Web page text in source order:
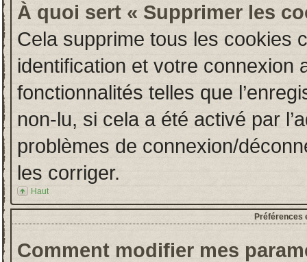
À quoi sert « Supprimer les
Cela supprime tous les cookies
identification et votre connexion
fonctionnalités telles que
non-lu, si cela a été activé par
problèmes de connexion/
les corriger.
Haut
Préférences
Comment modifier mes